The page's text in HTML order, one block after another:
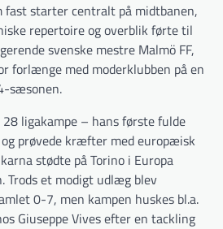
fast starter centralt på midtbanen,
repertoire og overblik førte til
svenske mestre Malmö FF,
forlænge med moderklubben på en
sæsonen.
ligakampe – hans første fulde
prøvede kræfter med europæisk
stødte på Torino i Europa
Trods et modigt udlæg blev
0-7, men kampen huskes bl.a.
Giuseppe Vives efter en tackling